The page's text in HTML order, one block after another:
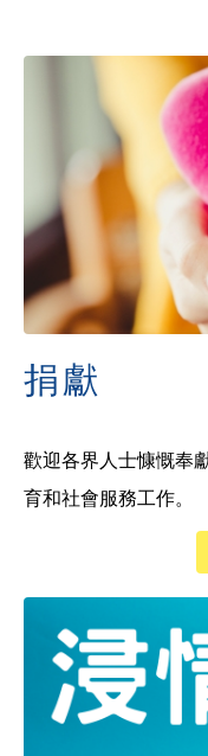
捐獻
歡迎各界人士慷慨奉
育和社會服務工作。